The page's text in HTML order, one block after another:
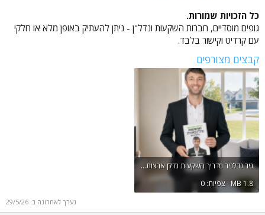
כל הזכויות שמורות.
גופים מוסדיים, חברות השקעות ונדל"ן - ניתן להעתיק באופן מלא או חלקי
עם קרדיט וקישור בלבד.
קבצים מצורפים
ניר נדלניר מדריך השקעות נדלן ארצות הברית 2026 להורדה ללא עלות.png
1.8 MB · צפיות: 0
נערך לאחרונה ב: 29/5/26